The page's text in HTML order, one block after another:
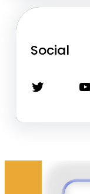
Social
Twitter YouTube